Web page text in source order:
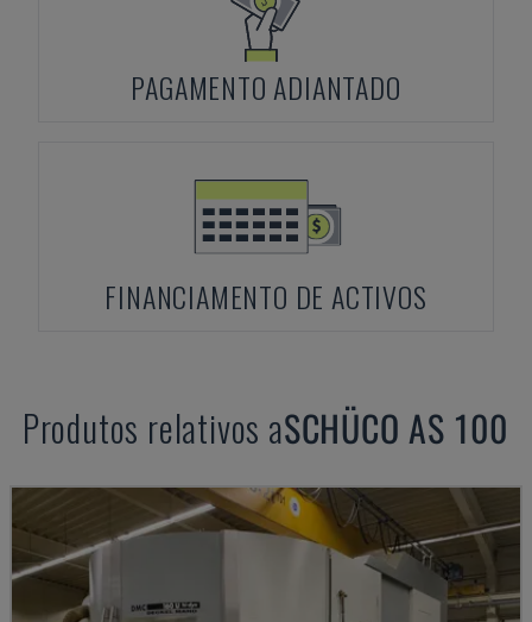
PAGAMENTO ADIANTADO
FINANCIAMENTO DE ACTIVOS
Produtos relativos aSCHÜCO AS 100